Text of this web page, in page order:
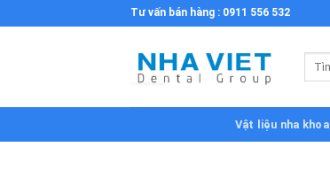
to
Tư vấn bán hàng : 0911 556 532
Tìm
Vật liệu nha khoa